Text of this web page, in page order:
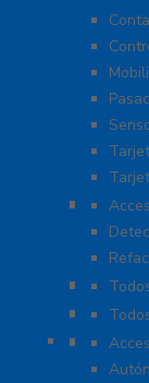
Equipo